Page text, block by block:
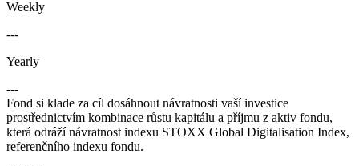
Weekly
---
Yearly
---
Fond si klade za cíl dosáhnout návratnosti vaší investice
prostřednictvím kombinace růstu kapitálu a příjmu z aktiv fondu,
která odráží návratnost indexu STOXX Global Digitalisation Index,
referenčního indexu fondu.